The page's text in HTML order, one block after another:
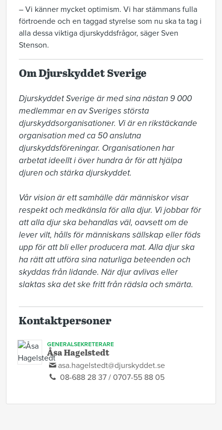
– Vi känner mycket optimism. Vi har stämmans fulla
förtroende och en taggad styrelse som nu ska ta tag i
alla dessa viktiga djurskyddsfrågor, säger Sven
Stenson.
Om Djurskyddet Sverige
Djurskyddet Sverige är med sina nästan 9 000
medlemmar en av Sveriges största
djurskyddsorganisationer. Vi är en rikstäckande
organisation med ca 50 anslutna
djurskyddsföreningar. Organisationen har
arbetat ideellt i över hundra år för att hjälpa
djuren och stärka djurskyddet.
Vår vision är ett samhälle där människor visar
respekt och medkänsla för alla djur. Vi jobbar för
att alla djur ska behandlas väl, oavsett om de
lever vilt, hålls för människans sällskap eller föds
upp för att bli eller producera mat. Alla djur ska
ha rätt att utföra sina naturliga beteenden och
skyddas från lidande. När djur avlivas eller
slaktas ska det ske fritt från rädsla och smärta.
Kontaktpersoner
GENERALSEKRETERARE
Åsa Hagelstedt
asa.hagelstedt@djurskyddet.se
08-688 28 37 / 0707-55 88 05